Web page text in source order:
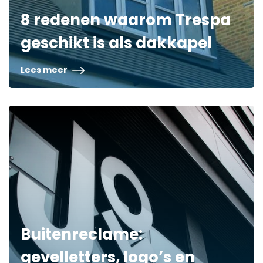
8 redenen waarom Trespa
geschikt is als dakkapel
Lees meer
Buitenreclame:
gevelletters, logo’s en